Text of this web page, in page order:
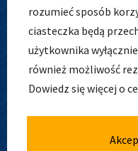
Zespół
ul. Osobowicka
51-004
tel. 71 798 44 28
rozumieć sposób
ciasteczka będą
użytkownika
również możliwość
Dowiedz się więcej o